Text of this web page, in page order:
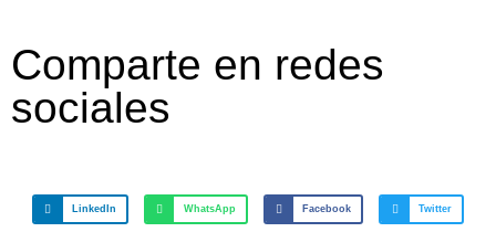
Comparte en redes
sociales
LinkedIn WhatsApp Facebook Twitter